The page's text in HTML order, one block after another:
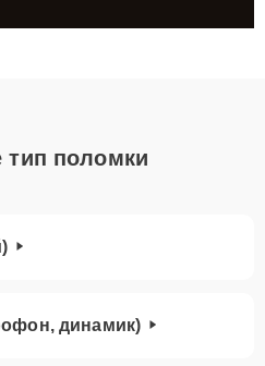
тип поломки
динамик)